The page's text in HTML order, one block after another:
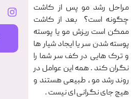
مراحل رشد مو پس از کاشت
چگونه است؟ بعد از کاشت
ممکن است ریزش مو یا پوسته
پوسته شدن سر یا ایجاد شیار ها
و ترک هایی در کف سر شما را
نگران کند . همه این عوامل در
روند رشد مو ، طبیعی هستند و
هیچ جای نگرانی ای نیست .